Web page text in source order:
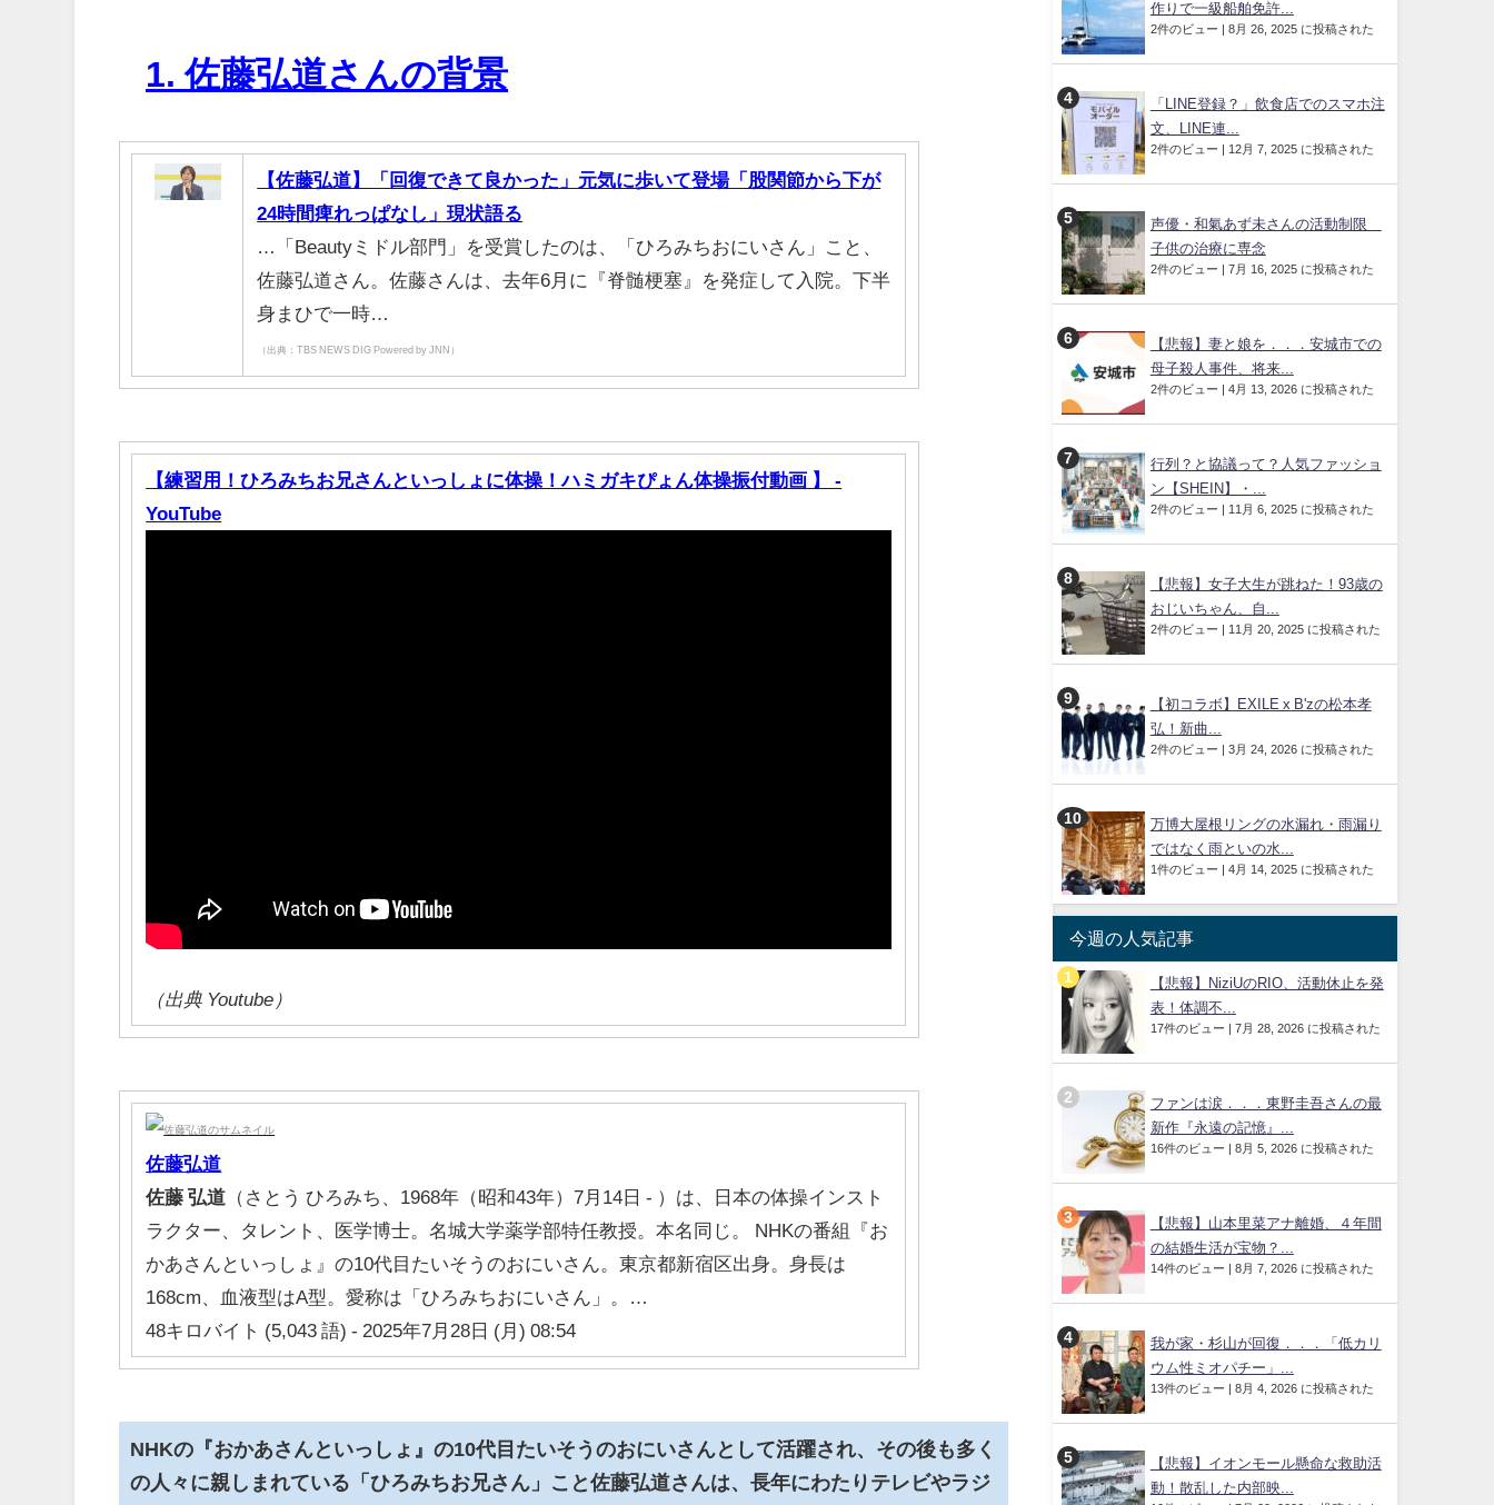
1. 佐藤弘道さんの背景
【佐藤弘道】「回復できて良かった」元気に歩いて登場「股関節から下が
24時間痺れっぱなし」現状語る
…「Beautyミドル部門」を受賞したのは、「ひろみちおにいさん」こと、
佐藤弘道さん。佐藤さんは、去年6月に『脊髄梗塞』を発症して入院。下半
身まひで一時…
（出典：TBS NEWS DIG Powered by JNN）
【練習用！ひろみちお兄さんといっしょに体操！ハミガキぴょん体操振付動画 】 -
YouTube
（出典 Youtube）
佐藤弘道
佐藤 弘道 （さとう ひろみち、1968年（昭和43年）7月14日 - ）は、日本の体操インスト
ラクター、タレント、医学博士。名城大学薬学部特任教授。本名同じ。 NHKの番組『お
かあさんといっしょ』の10代目たいそうのおにいさん。東京都新宿区出身。身長は
168cm、血液型はA型。愛称は「ひろみちおにいさん」。…
48キロバイト (5,043 語) - 2025年7月28日 (月) 08:54
NHKの『おかあさんといっしょ』の10代目たいそうのおにいさんとして活躍され、その後も多く
の人々に親しまれている 「ひろみちお兄さん」こと佐藤弘道さんは、長年にわたりテレビやラジ
作りで一級船舶免許...
2件のビュー | 8月 26, 2025 に投稿された
「LINE登録？」飲食店でのスマホ注
文、LINE連...
2件のビュー | 12月 7, 2025 に投稿された
声優・和氣あず未さんの活動制限
子供の治療に専念
2件のビュー | 7月 16, 2025 に投稿された
【悲報】妻と娘を．．．安城市での
母子殺人事件、将来...
2件のビュー | 4月 13, 2026 に投稿された
行列？と協議って？人気ファッショ
ン【SHEIN】・...
2件のビュー | 11月 6, 2025 に投稿された
【悲報】女子大生が跳ねた！93歳の
おじいちゃん、自...
2件のビュー | 11月 20, 2025 に投稿された
【初コラボ】EXILE x B'zの松本孝
弘！新曲...
2件のビュー | 3月 24, 2026 に投稿された
万博大屋根リングの水漏れ・雨漏り
ではなく雨といの水...
1件のビュー | 4月 14, 2025 に投稿された
今週の人気記事
【悲報】NiziUのRIO、活動休止を発
表！体調不...
17件のビュー | 7月 28, 2026 に投稿された
ファンは涙．．．東野圭吾さんの最
新作『永遠の記憶』...
16件のビュー | 8月 5, 2026 に投稿された
【悲報】山本里菜アナ離婚、４年間
の結婚生活が宝物？...
14件のビュー | 8月 7, 2026 に投稿された
我が家・杉山が回復．．．「低カリ
ウム性ミオパチー」...
13件のビュー | 8月 4, 2026 に投稿された
【悲報】イオンモール懸命な救助活
動！散乱した内部映...